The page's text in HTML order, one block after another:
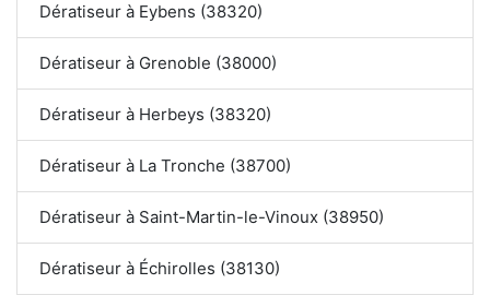
Dératiseur à Eybens (38320)
Dératiseur à Grenoble (38000)
Dératiseur à Herbeys (38320)
Dératiseur à La Tronche (38700)
Dératiseur à Saint-Martin-le-Vinoux (38950)
Dératiseur à Échirolles (38130)